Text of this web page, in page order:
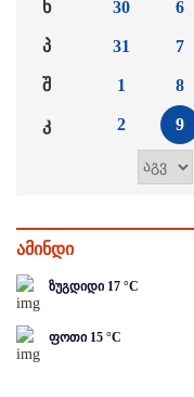
ხ
პ
შ
კ
30
31
1
2
6
7
8
9
ამინდი
ზუგდიდი 17 °C
ფოთი 15 °C